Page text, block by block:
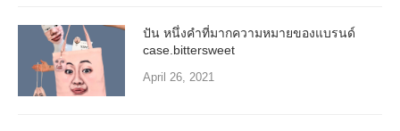
ปัน หนึ่งคำที่มากความหมายของแบรนด์
case.bittersweet
April 26, 2021